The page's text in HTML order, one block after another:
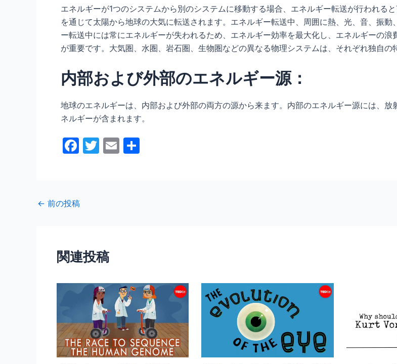
エネルギーが1つのシステムから別のシステムに移動する場合、エネルギー転送が行われる
を通じて太陽から地球の大気に転送されます。エネルギー転送中、周囲に熱、光、音、振
ー転送中には常にエネルギーが失われるため、エネルギー効率を最大化し、エネルギーの
が重要です。大気圏、水圏、岩石圏、生物圏などの異なる物理システムは、それぞれ独自の
内部および外部のエネルギー源：
地球のエネルギーは、内部および外部の両方の源から来ます。内部のエネルギー源には、
ネルギーが含まれます。
F
b
k
T
E
← 前の投稿
関連投稿